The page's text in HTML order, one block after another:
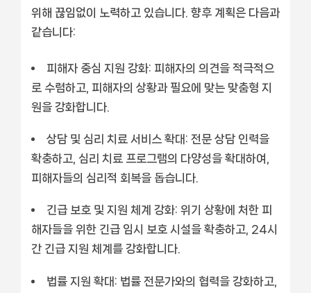
위해 끊임없이 노력하고 있습니다. 향후 계획은 다음과
같습니다:
피해자 중심 지원 강화: 피해자의 의견을 적극적으
로 수렴하고, 피해자의 상황과 필요에 맞는 맞춤형 지
원을 강화합니다.
상담 및 심리 치료 서비스 확대: 전문 상담 인력을
확충하고, 심리 치료 프로그램의 다양성을 확대하여,
피해자들의 심리적 회복을 돕습니다.
긴급 보호 및 지원 체계 강화: 위기 상황에 처한 피
해자들을 위한 긴급 임시 보호 시설을 확충하고, 24시
간 긴급 지원 체계를 강화합니다.
법률 지원 확대: 법률 전문가와의 협력을 강화하고,